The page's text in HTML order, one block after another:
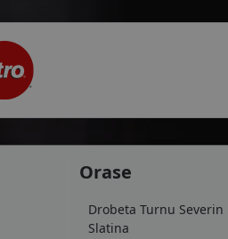
Orase
Drobeta Turnu Severin
Slatina